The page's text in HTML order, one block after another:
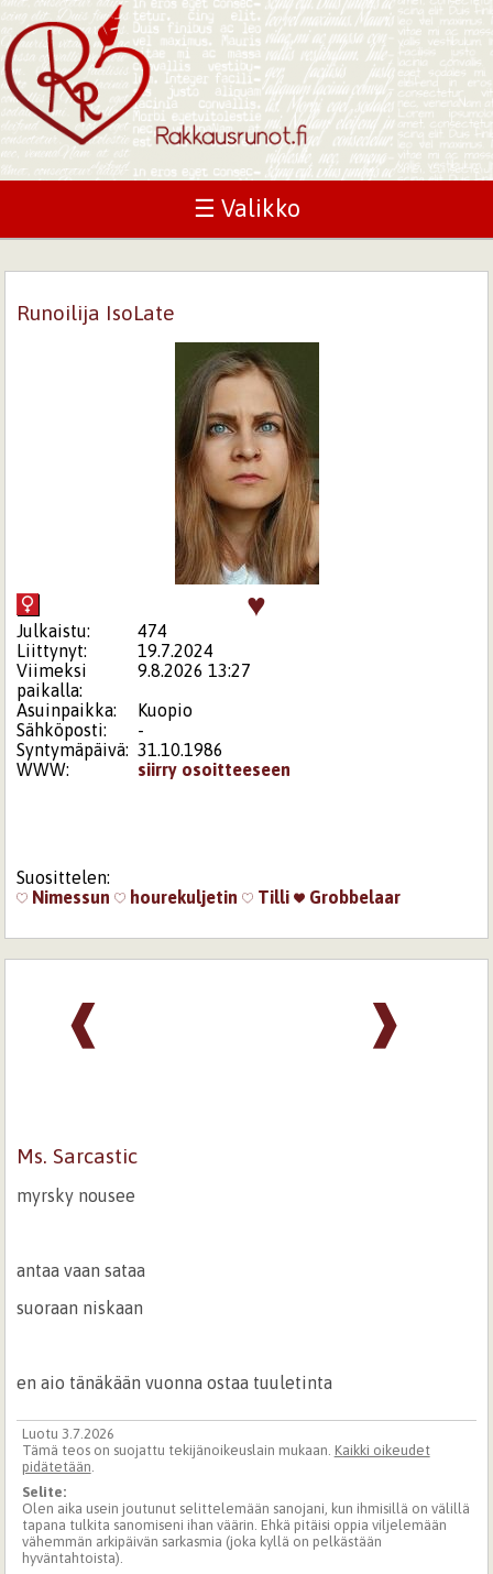
☰ Valikko
Runoilija IsoLate
♥
Julkaistu:
474
Liittynyt:
19.7.2024
Viimeksi
paikalla:
9.8.2026 13:27
Asuinpaikka:
Kuopio
Sähköposti:
-
Syntymäpäivä: 31.10.1986
WWW:
siirry osoitteeseen
Suosittelen:
Nimessun
hourekuljetin Tilli Grobbelaar
❱
❰
Ms. Sarcastic
myrsky nousee
antaa vaan sataa
suoraan niskaan
en aio tänäkään vuonna ostaa tuuletinta
Luotu 3.7.2026
Tämä teos on suojattu tekijänoikeuslain mukaan. Kaikki oikeudet
pidätetään
Selite:
Olen aika usein joutunut selittelemään sanojani, kun ihmisillä on välillä
tapana tulkita sanomiseni ihan väärin. Ehkä pitäisi oppia viljelemään
vähemmän arkipäivän sarkasmia (joka kyllä on pelkästään
hyväntahtoista).